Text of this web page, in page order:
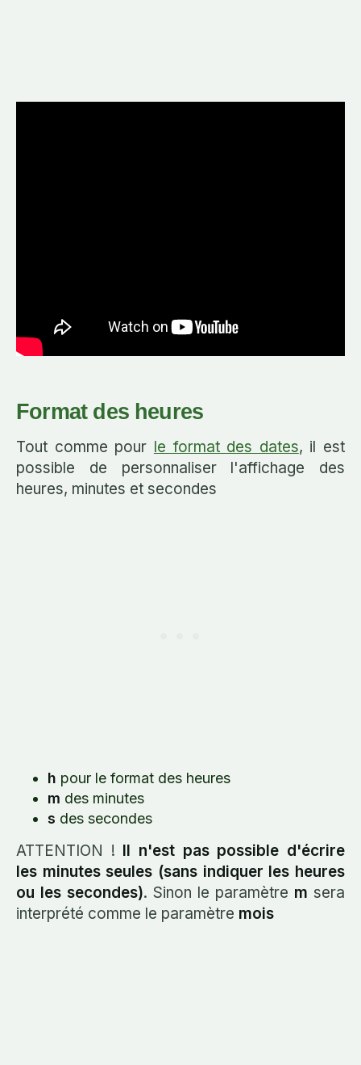
Format des heures
Tout comme pour le format des dates, il est
possible de personnaliser l'affichage des
heures, minutes et secondes
h pour le format des heures
m des minutes
s des secondes
ATTENTION ! Il n'est pas possible d'écrire
les minutes seules (sans indiquer les heures
ou les secondes). Sinon le paramètre m sera
interprété comme le paramètre mois